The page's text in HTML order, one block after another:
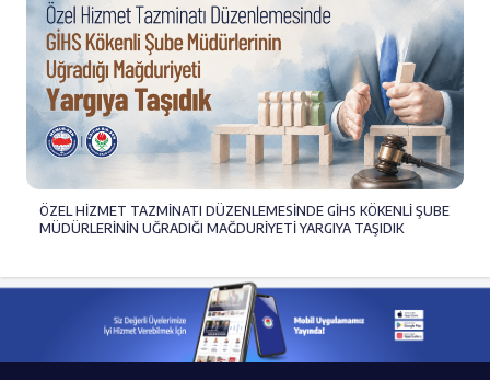
ÖZEL HİZMET TAZMİNATI DÜZENLEMESİNDE GİHS KÖKENLİ ŞUBE
MÜDÜRLERİNİN UĞRADIĞI MAĞDURİYETİ YARGIYA TAŞIDIK